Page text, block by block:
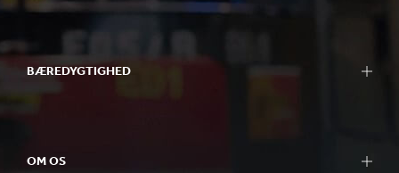
BÆREDYGTIGHED
OM OS